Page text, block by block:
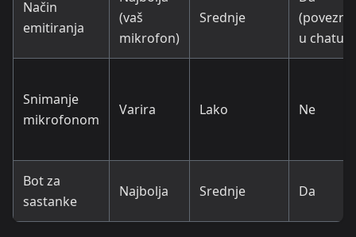
Način
emitiranja
(vaš
mikrofon)
Srednje
u chatu)
Snimanje
mikrofonom
Varira Lako Ne
Bot za
sastanke
Najbolja Srednje Da